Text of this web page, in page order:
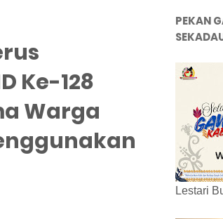
Ke-128
Warga
PEKAN
Lestari